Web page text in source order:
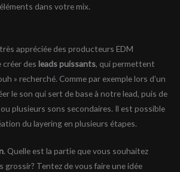
dans votre mix.
appréciée des producteurs EDM
créer des leads puissants, qui permettent
» recherché. Comme par exemple lors d’un
le son qui sert de base à notre lead, puis de
plusieurs sons secondaires. Il est possible
du layering en plusieurs étapes.
. Quelle est la partie que vous souhaitez
grossir? Tentez de vous faire une idée